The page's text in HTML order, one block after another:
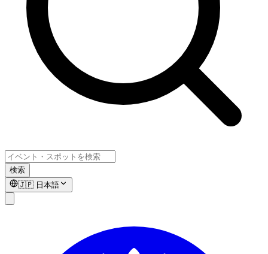
検索
🇯🇵 日本語